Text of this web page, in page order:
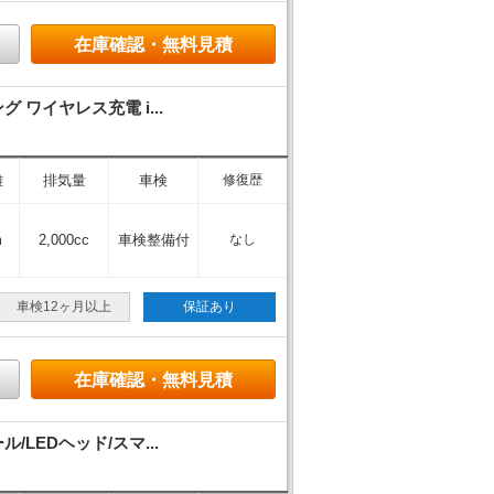
在庫確認・無料見積
ワイヤレス充電 i...
排気量 車検 修復歴
2,000cc 車検整備付 なし
車検12ヶ月以上 保証あり
在庫確認・無料見積
/LEDヘッド/スマ...